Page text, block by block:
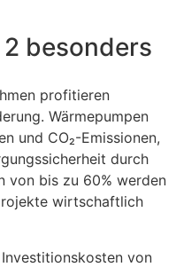
besonders
profitieren
Wärmepumpen
und CO₂-Emissionen,
durch
von bis zu 60% werden
wirtschaftlich
von